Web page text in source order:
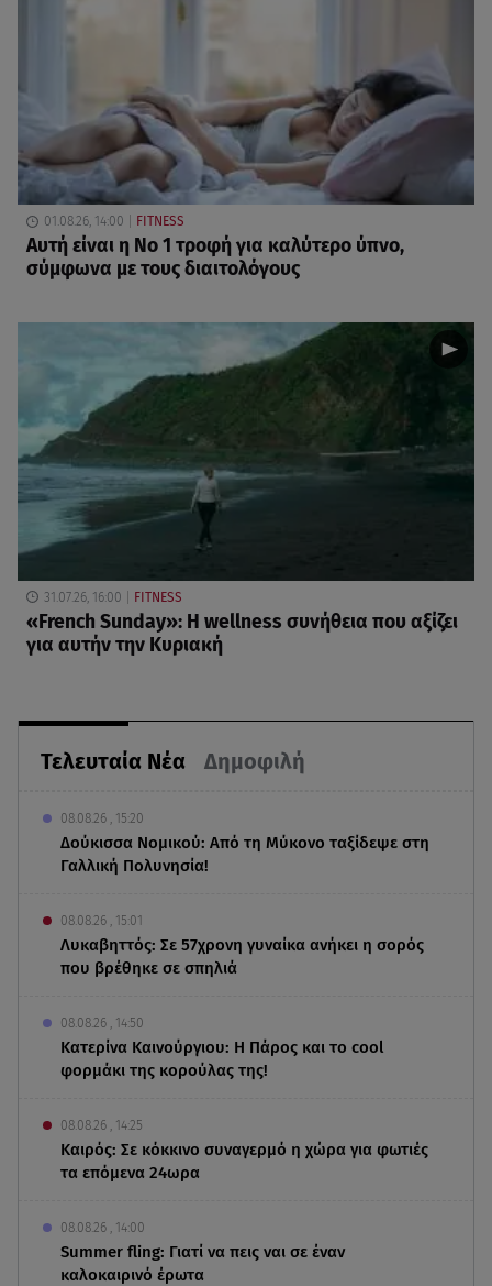
Τελευταία Νέα Δημοφιλή
08.08.26 , 15:20
Δούκισσα Νομικού: Από τη Μύκονο ταξίδεψε στη
Γαλλική Πολυνησία!
08.08.26 , 15:01
Λυκαβηττός: Σε 57χρονη γυναίκα ανήκει η σορός
που βρέθηκε σε σπηλιά
08.08.26 , 14:50
Κατερίνα Καινούργιου: Η Πάρος και το cool
φορμάκι της κορούλας της!
08.08.26 , 14:25
Καιρός: Σε κόκκινο συναγερμό η χώρα για φωτιές
τα επόμενα 24ωρα
08.08.26 , 14:00
Summer fling: Γιατί να πεις ναι σε έναν
καλοκαιρινό έρωτα
01.08.26, 14:00 FITNESS
Αυτή είναι η Νο 1 τροφή για καλύτερο ύπνο,
σύμφωνα με τους διαιτολόγους
31.07.26, 16:00 FITNESS
«French Sunday»: Η wellness συνήθεια που αξίζει
για αυτήν την Κυριακή